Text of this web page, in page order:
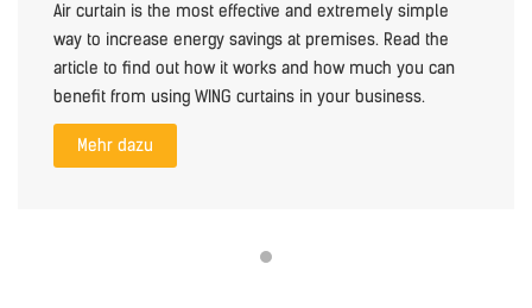
Air curtain is the most effective and extremely simple
way to increase energy savings at premises. Read the
article to find out how it works and how much you can
benefit from using WING curtains in your business.
Mehr dazu